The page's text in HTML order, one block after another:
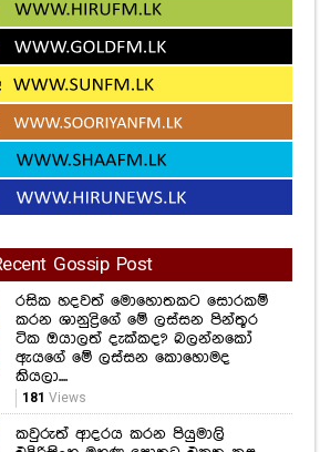
Recent Gossip Post
රසික හදවත් මොහොතකට සොරකම්
කරන ශානුද්‍රිගේ මේ ලස්සන පින්තූර